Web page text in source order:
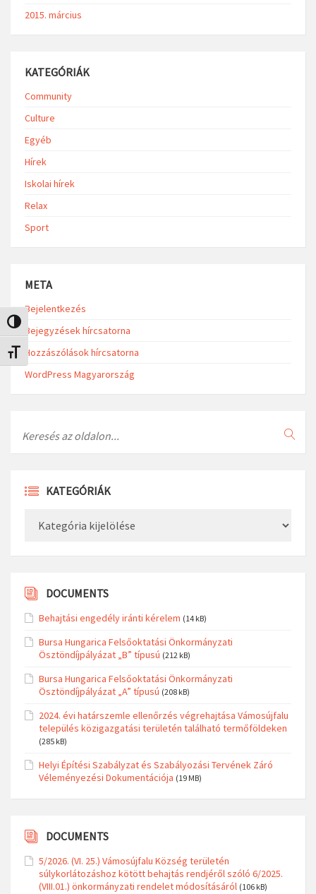
Nagy kontraszt váltása
Betűméret váltása
2015. március
KATEGÓRIÁK
Community
Culture
Egyéb
Hírek
Iskolai hírek
Relax
Sport
META
Bejelentkezés
Bejegyzések hírcsatorna
Hozzászólások hírcsatorna
WordPress Magyarország
KATEGÓRIÁK
DOCUMENTS
Behajtási engedély iránti kérelem (14 kB)
Bursa Hungarica Felsőoktatási Önkormányzati
Ösztöndíjpályázat „B” típusú (212 kB)
Bursa Hungarica Felsőoktatási Önkormányzati
Ösztöndíjpályázat „A” típusú (208 kB)
2024. évi határszemle ellenőrzés végrehajtása Vámosújfalu
település közigazgatási területén található termőföldeken
(285 kB)
Helyi Építési Szabályzat és Szabályozási Tervének Záró
Véleményezési Dokumentációja (19 MB)
DOCUMENTS
5/2026. (VI. 25.) Vámosújfalu Község területén
súlykorlátozáshoz kötött behajtás rendjéről szóló 6/2025.
(VIII.01.) önkormányzati rendelet módosításáról (106 kB)